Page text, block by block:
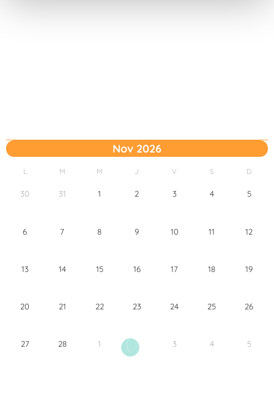
Nov 2026
L M M J V S D
30 31 1 2 3 4 5
6 7 8 9 10 11 12
13 14 15 16 17 18 19
20 21 22 23 24 25 26
27 28 1 2 3 4 5